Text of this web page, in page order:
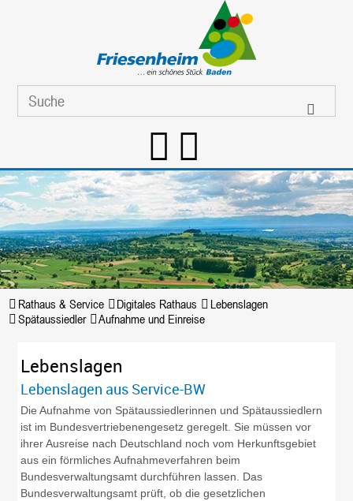
Rathaus & Service Digitales Rathaus
Lebenslagen
Spätaussiedler
Aufnahme und Einreise
Lebenslagen
Lebenslagen aus Service-BW
Die Aufnahme von Spätaussiedlerinnen und Spätaussiedlern
ist im Bundesvertriebenengesetz geregelt. Sie müssen vor
ihrer Ausreise nach Deutschland noch vom Herkunftsgebiet
aus ein förmliches Aufnahmeverfahren beim
Bundesverwaltungsamt durchführen lassen. Das
Bundesverwaltungsamt prüft, ob die gesetzlichen